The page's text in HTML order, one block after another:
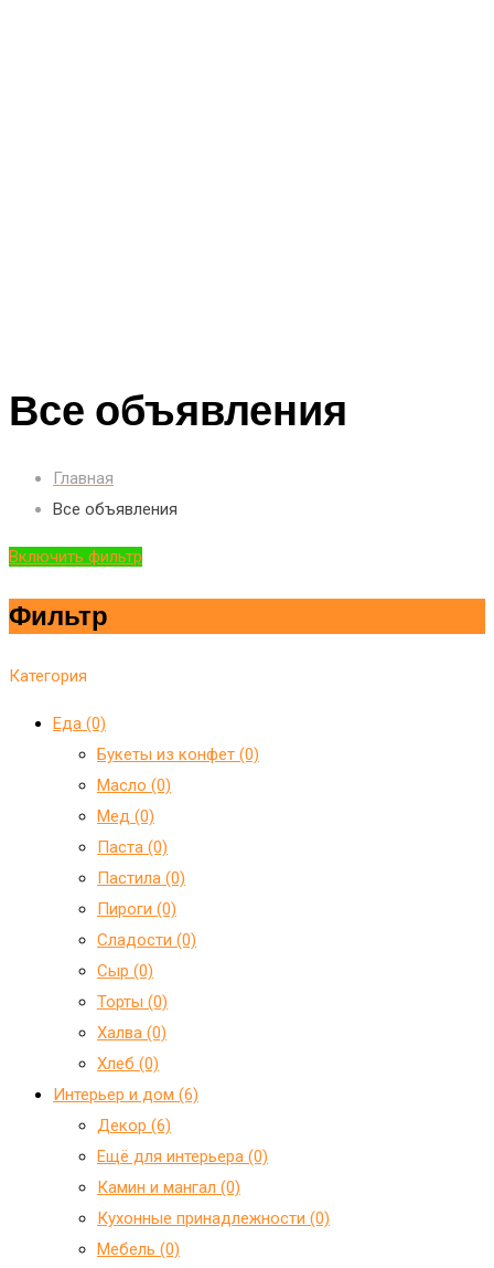
Все объявления
Главная
Все объявления
Включить фильтр
Фильтр
Категория
Еда (0)
Букеты из конфет (0)
Масло (0)
Мед (0)
Паста (0)
Пастила (0)
Пироги (0)
Сладости (0)
Сыр (0)
Торты (0)
Халва (0)
Хлеб (0)
Интерьер и дом (6)
Декор (6)
Ещё для интерьера (0)
Камин и мангал (0)
Кухонные принадлежности (0)
Мебель (0)